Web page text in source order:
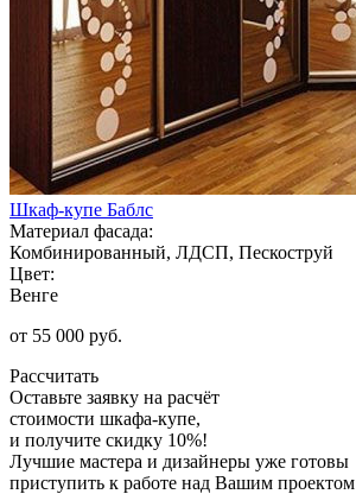
Шкаф-купе Баблс
Материал фасада:
Комбинированный, ЛДСП, Пескоструй
Цвет:
Венге
от 55 000 руб.
Рассчитать
Оставьте заявку на расчёт
стоимости шкафа-купе,
и получите скидку 10%!
Лучшие мастера и дизайнеры уже готовы
приступить к работе над Вашим проектом